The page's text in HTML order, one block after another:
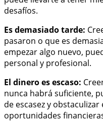
desafíos.
Es demasiado tarde:
pasaron o que es
empezar algo nuevo,
personal y profesional.
El dinero es escaso:
nunca habrá suficiente,
de escasez y
oportunidades